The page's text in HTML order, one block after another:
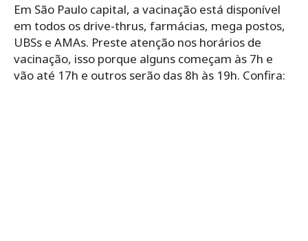
Em São Paulo capital, a vacinação está disponível
em todos os drive-thrus, farmácias, mega postos,
UBSs e AMAs. Preste atenção nos horários de
vacinação, isso porque alguns começam às 7h e
vão até 17h e outros serão das 8h às 19h. Confira: